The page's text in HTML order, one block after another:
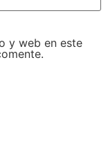
y web en este